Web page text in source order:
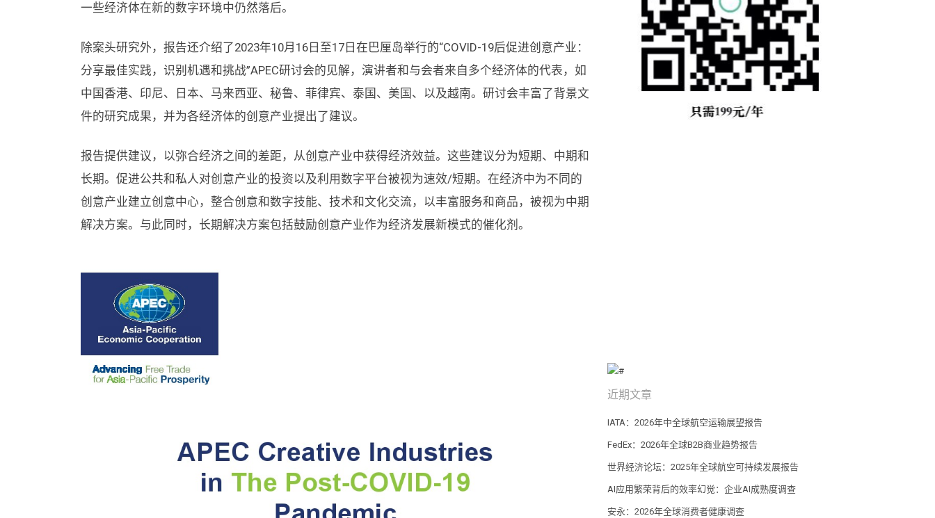
一些经济体在新的数字环境中仍然落后。
除案头研究外，报告还介绍了2023年10月16日至17日在巴厘岛举行的“COVID-19后促进创意产业：
分享最佳实践，识别机遇和挑战”APEC研讨会的见解，演讲者和与会者来自多个经济体的代表，如
中国香港、印尼、日本、马来西亚、秘鲁、菲律宾、泰国、美国、以及越南。研讨会丰富了背景文
件的研究成果，并为各经济体的创意产业提出了建议。
报告提供建议，以弥合经济之间的差距，从创意产业中获得经济效益。这些建议分为短期、中期和
长期。促进公共和私人对创意产业的投资以及利用数字平台被视为速效/短期。在经济中为不同的
创意产业建立创意中心，整合创意和数字技能、技术和文化交流，以丰富服务和商品，被视为中期
解决方案。与此同时，长期解决方案包括鼓励创意产业作为经济发展新模式的催化剂。
近期文章
IATA：2026年中全球航空运输展望报告
FedEx：2026年全球B2B商业趋势报告
世界经济论坛：2025年全球航空可持续发展报告
AI应用繁荣背后的效率幻觉：企业AI成熟度调查
安永：2026年全球消费者健康调查